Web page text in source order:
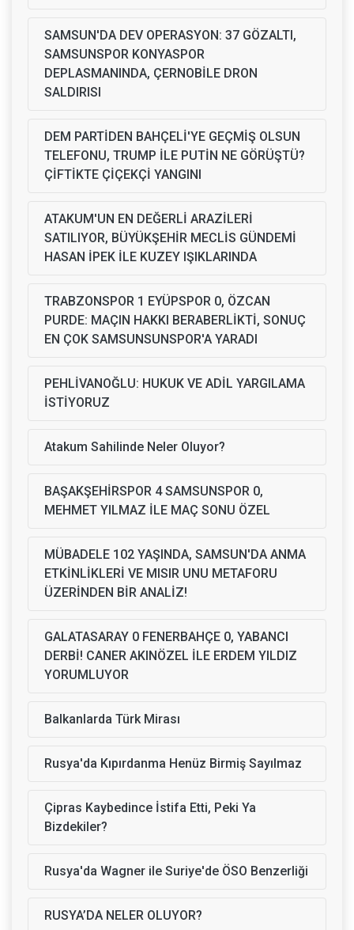
SAMSUN'DA DEV OPERASYON: 37 GÖZALTI,
SAMSUNSPOR KONYASPOR
DEPLASMANINDA, ÇERNOBİLE DRON
SALDIRISI
DEM PARTİDEN BAHÇELİ'YE GEÇMİŞ OLSUN
TELEFONU, TRUMP İLE PUTİN NE GÖRÜŞTÜ?
ÇİFTİKTE ÇİÇEKÇİ YANGINI
ATAKUM'UN EN DEĞERLİ ARAZİLERİ
SATILIYOR, BÜYÜKŞEHİR MECLİS GÜNDEMİ
HASAN İPEK İLE KUZEY IŞIKLARINDA
TRABZONSPOR 1 EYÜPSPOR 0, ÖZCAN
PURDE: MAÇIN HAKKI BERABERLİKTİ, SONUÇ
EN ÇOK SAMSUNSUNSPOR'A YARADI
PEHLİVANOĞLU: HUKUK VE ADİL YARGILAMA
İSTİYORUZ
Atakum Sahilinde Neler Oluyor?
BAŞAKŞEHİRSPOR 4 SAMSUNSPOR 0,
MEHMET YILMAZ İLE MAÇ SONU ÖZEL
MÜBADELE 102 YAŞINDA, SAMSUN'DA ANMA
ETKİNLİKLERİ VE MISIR UNU METAFORU
ÜZERİNDEN BİR ANALİZ!
GALATASARAY 0 FENERBAHÇE 0, YABANCI
DERBİ! CANER AKINÖZEL İLE ERDEM YILDIZ
YORUMLUYOR
Balkanlarda Türk Mirası
Rusya'da Kıpırdanma Henüz Birmiş Sayılmaz
Çipras Kaybedince İstifa Etti, Peki Ya
Bizdekiler?
Rusya'da Wagner ile Suriye'de ÖSO Benzerliği
RUSYA’DA NELER OLUYOR?